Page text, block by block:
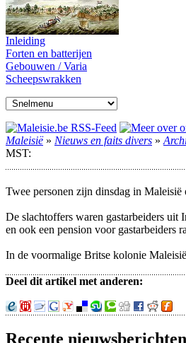
Inleiding
Forten en batterijen
Gebouwen / Varia
Scheepswrakken
Maleisië» Nieuws en faits divers »
MST:
Twee personen zijn dinsdag in
De slachtoffers waren gastarbeiders uit
en ook een pension voor gastarbeiders
In de voormalige Britse kolonie
Deel dit artikel met anderen:
Recente